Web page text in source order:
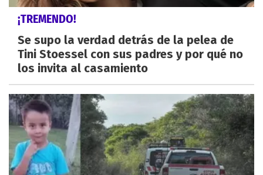
¡TREMENDO!
Se supo la verdad detrás de la pelea de
Tini Stoessel con sus padres y por qué no
los invita al casamiento